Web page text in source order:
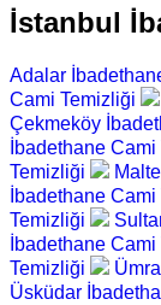
İstanbul
Adalar
Cami Temizliği
Çekmeköy
İbadethane
Temizliği
İbadethane
Temizliği
İbadethane
Temizliği
Üsküdar